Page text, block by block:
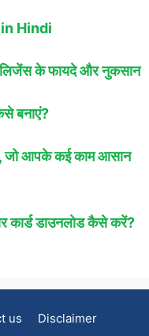
in Hindi
के फायदे और नुकसान
बनाएं?
जो आपके कई काम आसान
कार्ड डाउनलोड कैसे करें?
us
Disclaimer